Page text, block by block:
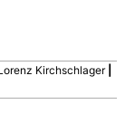
Kirchschlager|